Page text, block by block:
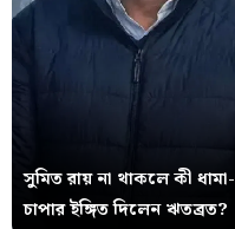
সুমিত রায় না থাকলে কী ধামা-
চাপার ইঙ্গিত দিলেন ঋতব্রত?